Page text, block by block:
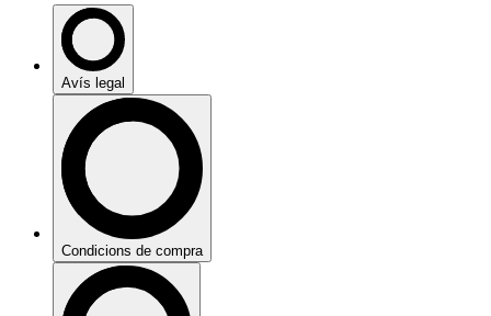
Avís legal
Condicions de compra